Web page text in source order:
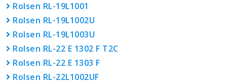
Rolsen RL-19L1001
Rolsen RL-19L1002U
Rolsen RL-19L1003U
Rolsen RL-22 E 1302 F T2C
Rolsen RL-22 E 1303 F
Rolsen RL-22L1002UF